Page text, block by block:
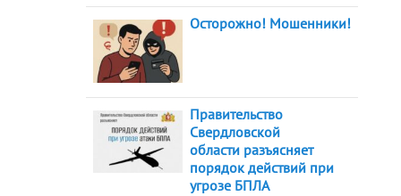
Осторожно! Мошенники!
Правительство
Свердловской
области разъясняет
порядок действий при
угрозе БПЛА